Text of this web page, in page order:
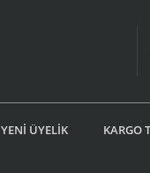
YENİ ÜYELİK KARGO